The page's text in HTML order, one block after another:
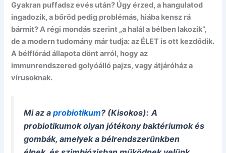
Gyakran puffadsz evés után? Úgy érzed, a hangulatod
ingadozik, a bőröd pedig problémás, hiába kensz rá
bármit? A régi mondás szerint „a halál a bélben lakozik”,
de a modern tudomány már tudja: az ÉLET is ott kezdődik.
A bélflórád állapota dönt arról, hogy az
immunrendszered golyóálló pajzs, vagy átjáróház a
vírusoknak.
Mi az aprobiotikum? (Kisokos): A
probiotikumok olyan jótékony baktériumok és
gombák, amelyek a bélrendszerünkben